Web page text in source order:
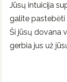
Jūsų intuicija
galite pastebėti
Ši jūsų dovana
gerbia jus už